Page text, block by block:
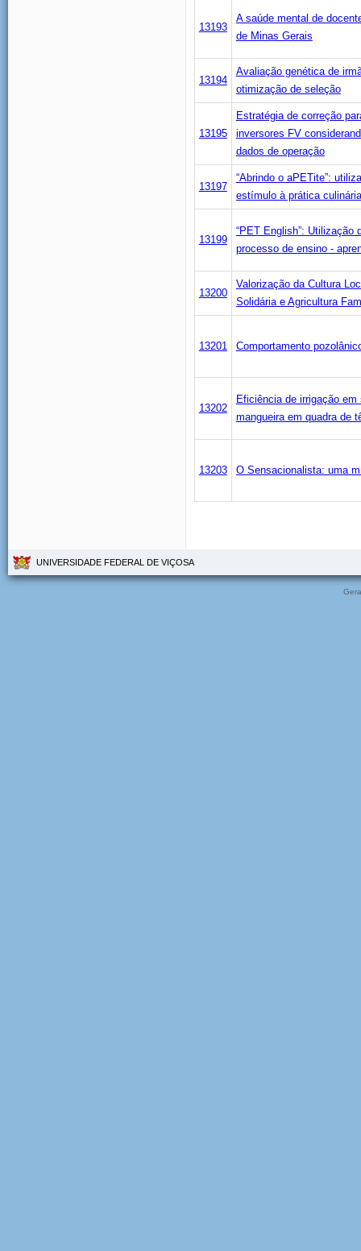
13193
A saúde mental de
de Minas Gerais
13194
Avaliação genética de
otimização de seleção
13195
Estratégia de correção
inversores FV
dados de operação
13197
“Abrindo o aPETite”:
estímulo à prática culinária
13199
“PET English”: Utilização
processo de ensino -
13200
Valorização da Cultura
Solidária e Agricultura
13201 Comportamento
13202
Eficiência de irrigação
mangueira em quadra de
13203 O Sensacionalista: uma
UNIVERSIDADE FEDERAL DE VIÇOSA